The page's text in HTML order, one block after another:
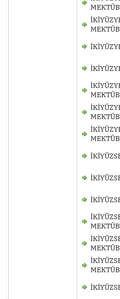
MEKTÛB
MEKTÛB
MEKTÛB
MEKTÛB
MEKTÛB
MEKTÛB
MEKTÛB
MEKTÛB